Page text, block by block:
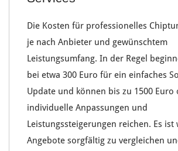
Die Kosten für professionelles
je nach Anbieter und gewünschtem
Leistungsumfang. In der Regel
bei etwa 300 Euro für ein einfaches
Update und können bis zu 1500 Euro
individuelle Anpassungen und
Leistungssteigerungen reichen. Es ist
Angebote sorgfältig zu vergleichen